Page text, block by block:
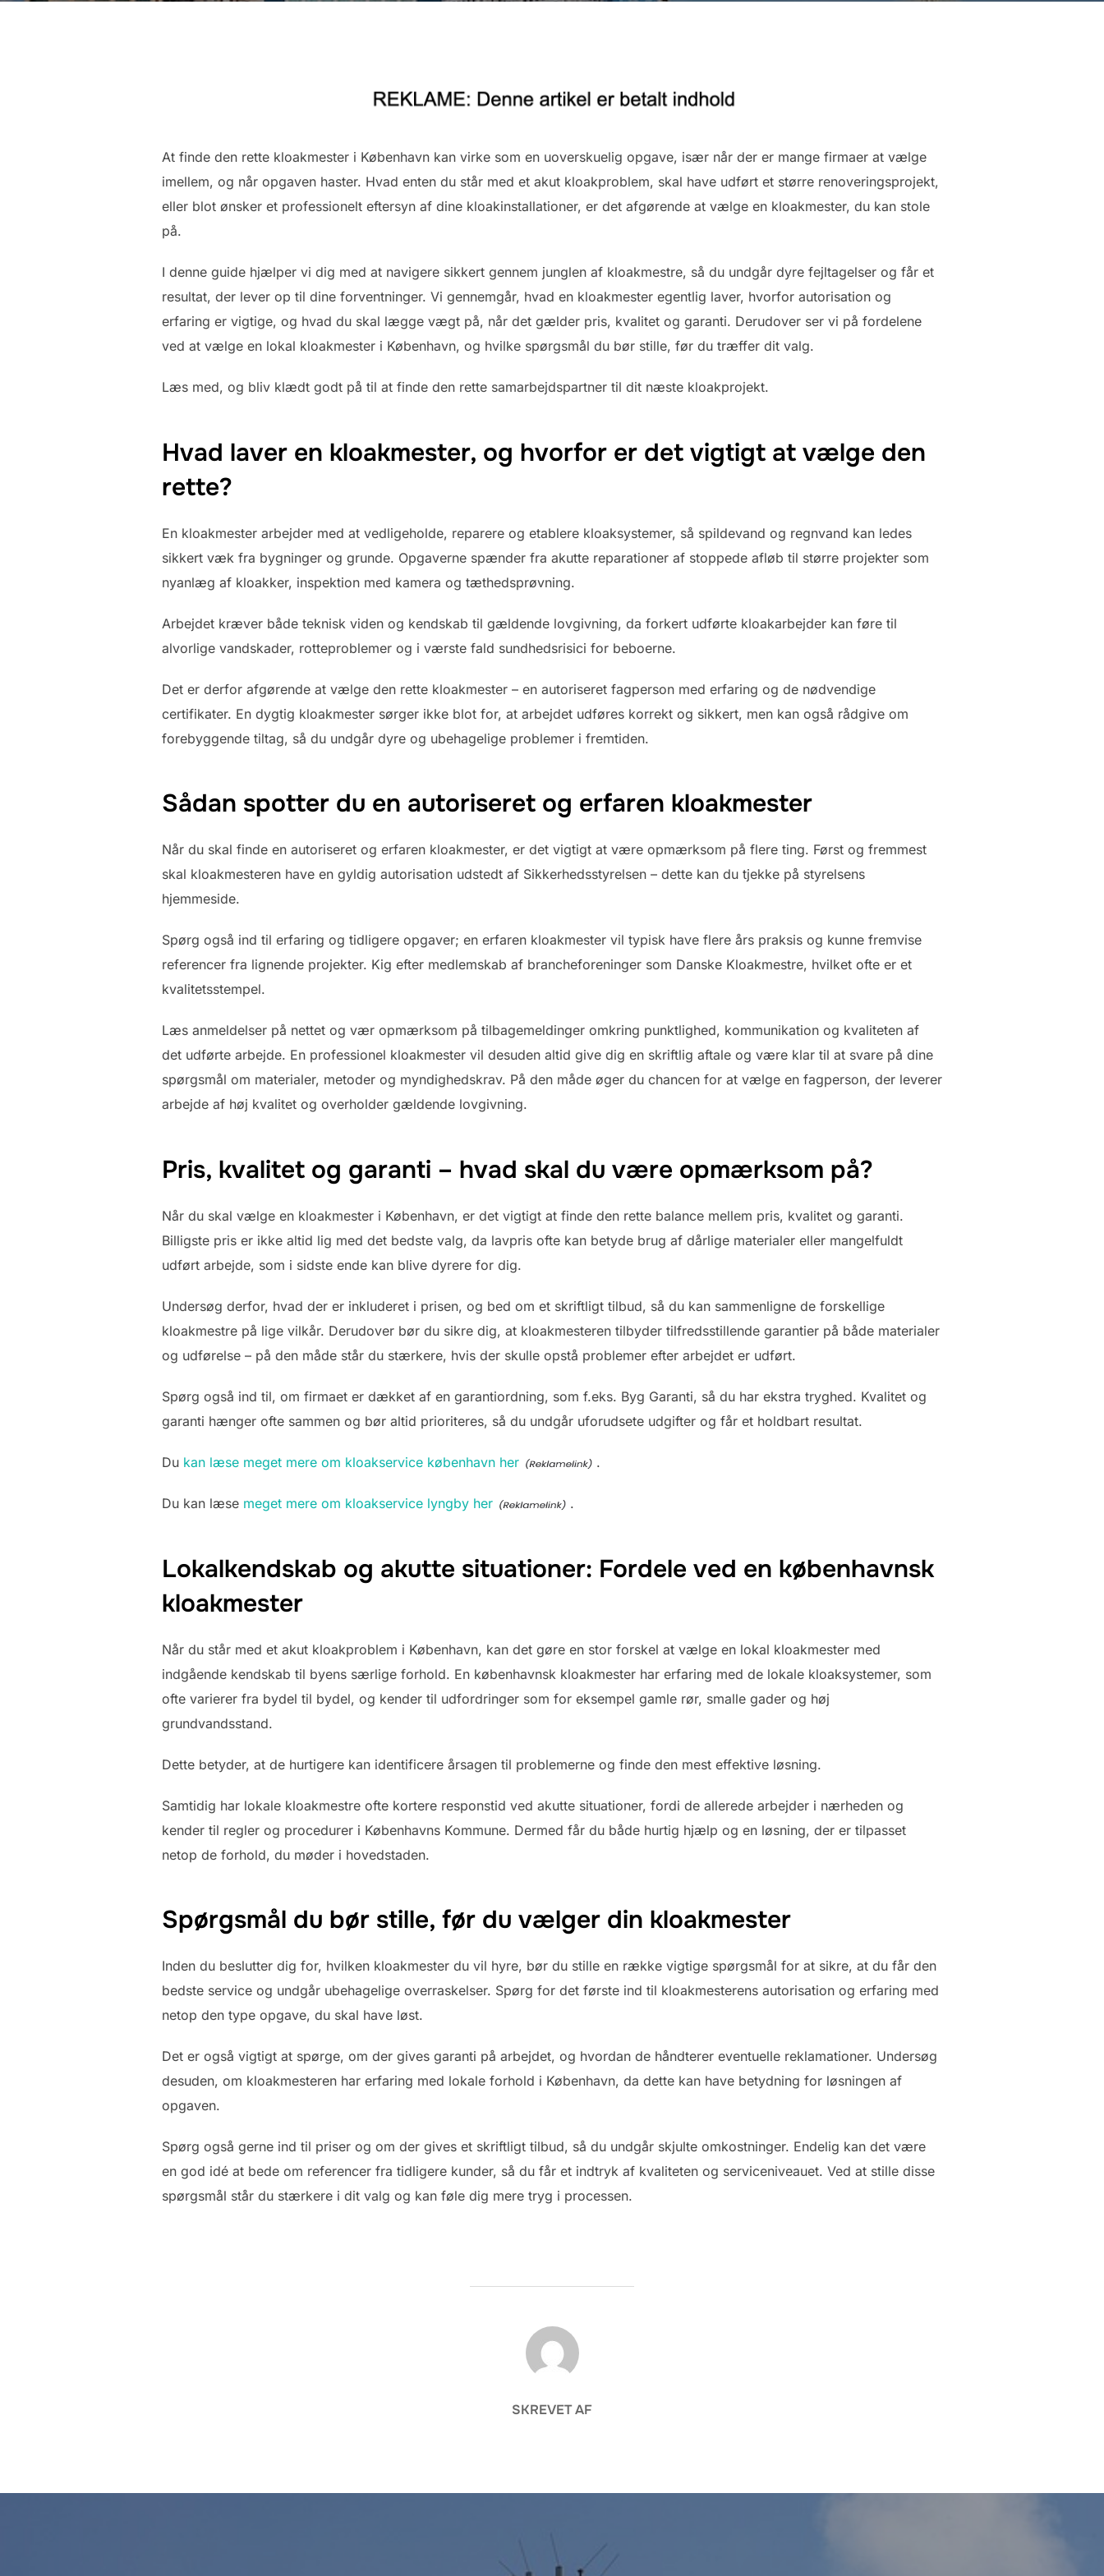
At finde den rette kloakmester i København kan virke som en uoverskuelig opgave, især når der er mange firmaer at vælge
imellem, og når opgaven haster. Hvad enten du står med et akut kloakproblem, skal have udført et større renoveringsprojekt,
eller blot ønsker et professionelt eftersyn af dine kloakinstallationer, er det afgørende at vælge en kloakmester, du kan stole
på.
I denne guide hjælper vi dig med at navigere sikkert gennem junglen af kloakmestre, så du undgår dyre fejltagelser og får et
resultat, der lever op til dine forventninger. Vi gennemgår, hvad en kloakmester egentlig laver, hvorfor autorisation og
erfaring er vigtige, og hvad du skal lægge vægt på, når det gælder pris, kvalitet og garanti. Derudover ser vi på fordelene
ved at vælge en lokal kloakmester i København, og hvilke spørgsmål du bør stille, før du træffer dit valg.
Læs med, og bliv klædt godt på til at finde den rette samarbejdspartner til dit næste kloakprojekt.
Hvad laver en kloakmester, og hvorfor er det vigtigt at vælge den
rette?
En kloakmester arbejder med at vedligeholde, reparere og etablere kloaksystemer, så spildevand og regnvand kan ledes
sikkert væk fra bygninger og grunde. Opgaverne spænder fra akutte reparationer af stoppede afløb til større projekter som
nyanlæg af kloakker, inspektion med kamera og tæthedsprøvning.
Arbejdet kræver både teknisk viden og kendskab til gældende lovgivning, da forkert udførte kloakarbejder kan føre til
alvorlige vandskader, rotteproblemer og i værste fald sundhedsrisici for beboerne.
Det er derfor afgørende at vælge den rette kloakmester – en autoriseret fagperson med erfaring og de nødvendige
certifikater. En dygtig kloakmester sørger ikke blot for, at arbejdet udføres korrekt og sikkert, men kan også rådgive om
forebyggende tiltag, så du undgår dyre og ubehagelige problemer i fremtiden.
Sådan spotter du en autoriseret og erfaren kloakmester
Når du skal finde en autoriseret og erfaren kloakmester, er det vigtigt at være opmærksom på flere ting. Først og fremmest
skal kloakmesteren have en gyldig autorisation udstedt af Sikkerhedsstyrelsen – dette kan du tjekke på styrelsens
hjemmeside.
Spørg også ind til erfaring og tidligere opgaver; en erfaren kloakmester vil typisk have flere års praksis og kunne fremvise
referencer fra lignende projekter. Kig efter medlemskab af brancheforeninger som Danske Kloakmestre, hvilket ofte er et
kvalitetsstempel.
Læs anmeldelser på nettet og vær opmærksom på tilbagemeldinger omkring punktlighed, kommunikation og kvaliteten af
det udførte arbejde. En professionel kloakmester vil desuden altid give dig en skriftlig aftale og være klar til at svare på dine
spørgsmål om materialer, metoder og myndighedskrav. På den måde øger du chancen for at vælge en fagperson, der leverer
arbejde af høj kvalitet og overholder gældende lovgivning.
Pris, kvalitet og garanti – hvad skal du være opmærksom på?
Når du skal vælge en kloakmester i København, er det vigtigt at finde den rette balance mellem pris, kvalitet og garanti.
Billigste pris er ikke altid lig med det bedste valg, da lavpris ofte kan betyde brug af dårlige materialer eller mangelfuldt
udført arbejde, som i sidste ende kan blive dyrere for dig.
Undersøg derfor, hvad der er inkluderet i prisen, og bed om et skriftligt tilbud, så du kan sammenligne de forskellige
kloakmestre på lige vilkår. Derudover bør du sikre dig, at kloakmesteren tilbyder tilfredsstillende garantier på både materialer
og udførelse – på den måde står du stærkere, hvis der skulle opstå problemer efter arbejdet er udført.
Spørg også ind til, om firmaet er dækket af en garantiordning, som f.eks. Byg Garanti, så du har ekstra tryghed. Kvalitet og
garanti hænger ofte sammen og bør altid prioriteres, så du undgår uforudsete udgifter og får et holdbart resultat.
Du kan læse meget mere om kloakservice københavn her .
Du kan læse meget mere om kloakservice lyngby her .
Lokalkendskab og akutte situationer: Fordele ved en københavnsk
kloakmester
Når du står med et akut kloakproblem i København, kan det gøre en stor forskel at vælge en lokal kloakmester med
indgående kendskab til byens særlige forhold. En københavnsk kloakmester har erfaring med de lokale kloaksystemer, som
ofte varierer fra bydel til bydel, og kender til udfordringer som for eksempel gamle rør, smalle gader og høj
grundvandsstand.
Dette betyder, at de hurtigere kan identificere årsagen til problemerne og finde den mest effektive løsning.
Samtidig har lokale kloakmestre ofte kortere responstid ved akutte situationer, fordi de allerede arbejder i nærheden og
kender til regler og procedurer i Københavns Kommune. Dermed får du både hurtig hjælp og en løsning, der er tilpasset
netop de forhold, du møder i hovedstaden.
Spørgsmål du bør stille, før du vælger din kloakmester
Inden du beslutter dig for, hvilken kloakmester du vil hyre, bør du stille en række vigtige spørgsmål for at sikre, at du får den
bedste service og undgår ubehagelige overraskelser. Spørg for det første ind til kloakmesterens autorisation og erfaring med
netop den type opgave, du skal have løst.
Det er også vigtigt at spørge, om der gives garanti på arbejdet, og hvordan de håndterer eventuelle reklamationer. Undersøg
desuden, om kloakmesteren har erfaring med lokale forhold i København, da dette kan have betydning for løsningen af
opgaven.
Spørg også gerne ind til priser og om der gives et skriftligt tilbud, så du undgår skjulte omkostninger. Endelig kan det være
en god idé at bede om referencer fra tidligere kunder, så du får et indtryk af kvaliteten og serviceniveauet. Ved at stille disse
spørgsmål står du stærkere i dit valg og kan føle dig mere tryg i processen.
FORFATTER
SKREVET AF